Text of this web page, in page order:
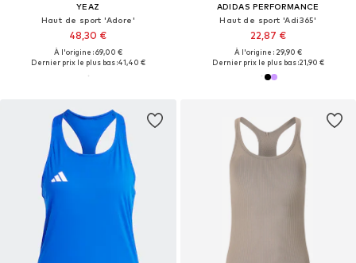
YEAZ
Haut de sport 'Adore'
48,30 €
À l'origine : 69,00 €
Dernier prix le plus bas :41,40 €
ADIDAS PERFORMANCE
Haut de sport 'Adi365'
22,87 €
À l'origine : 29,90 €
Dernier prix le plus bas :21,90 €